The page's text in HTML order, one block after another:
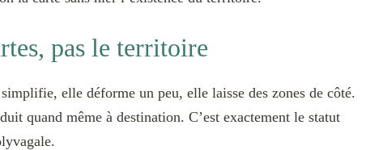
pas le territoire
elle déforme un peu, elle laisse des zones de côté.
quand même à destination. C’est exactement le statut